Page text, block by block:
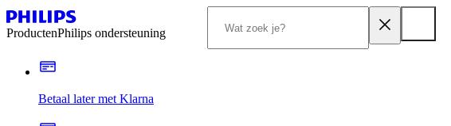
ProductenPhilips ondersteuning
Betaal later met Klarna